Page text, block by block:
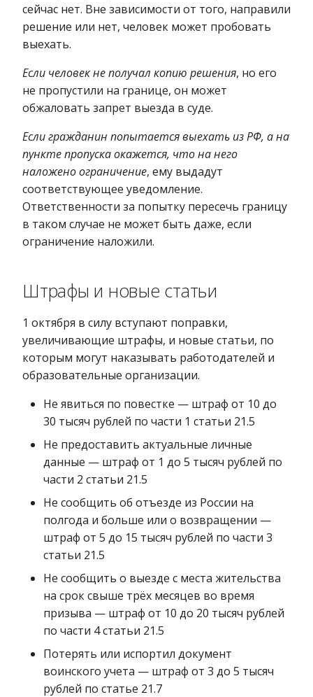
сейчас нет. Вне зависимости от того, направили
решение или нет, человек может пробовать
выехать.
Если человек не получал копию решения, но его
не пропустили на границе, он может
обжаловать запрет выезда в суде.
Если гражданин попытается выехать из РФ, а на
пункте пропуска окажется, что на него
наложено ограничение, ему выдадут
соответствующее уведомление.
Ответственности за попытку пересечь границу
в таком случае не может быть даже, если
ограничение наложили.
Штрафы и новые статьи
1 октября в силу вступают поправки,
увеличивающие штрафы, и новые статьи, по
которым могут наказывать работодателей и
образовательные организации.
Не явиться по повестке — штраф от 10 до
30 тысяч рублей по части 1 статьи 21.5
Не предоставить актуальные личные
данные — штраф от 1 до 5 тысяч рублей по
части 2 статьи 21.5
Не сообщить об отъезде из России на
полгода и больше или о возвращении —
штраф от 5 до 15 тысяч рублей по части 3
статьи 21.5
Не сообщить о выезде с места жительства
на срок свыше трёх месяцев во время
призыва — штраф от 10 до 20 тысяч рублей
по части 4 статьи 21.5
Потерять или испортил документ
воинского учета — штраф от 3 до 5 тысяч
рублей по статье 21.7